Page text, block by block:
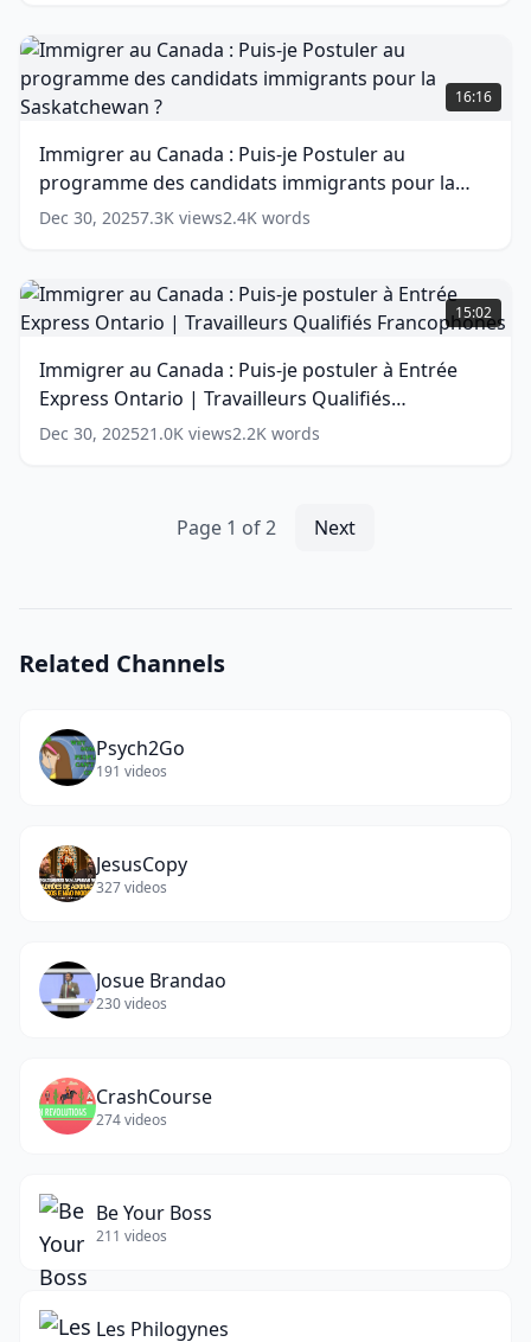
Entrée
Express
du
Nouveau-
?
(13
Immigrer
au
Canada
Puis-
je
Postuler
au
des
candidats
immigrants
la
Saskatchewan
( 15
16:16
Immigrer au Canada : Puis-je Postuler au
programme des candidats immigrants pour la
Saskatchewan ? (15words)
Dec 30, 20257.3K views2.4K words
Immigrer
au
Canada
Puis-
je
postuler
à
15:02
Immigrer au Canada : Puis-je postuler à Entrée
Express Ontario | Travailleurs Qualifiés
Francophones ( 14words)
Dec 30, 202521.0K views2.2K words
Page 1 of2 Next
Related Channels
Psych2Go
191 videos
JesusCopy
327videos
Josue Brandao
230videos
CrashCourse
274videos
Be Your Boss
211 videos
Les Philogynes